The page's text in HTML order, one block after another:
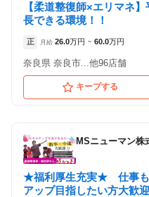
【柔道整復師×エリマネ
長できる環境！！
正 月給 26.0万円 ~ 60.0万円
奈良県 奈良市...他96店舗
キープする
MSニューマン株
★福利厚生充実★ 仕事も
アップ目指したい方大歓